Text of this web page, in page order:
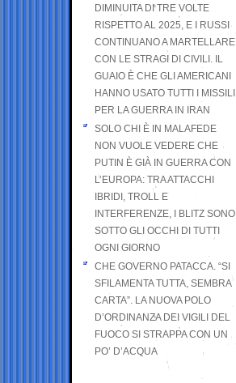
DIMINUITA DI TRE VOLTE
RISPETTO AL 2025, E I RUSSI
CONTINUANO A MARTELLARE
CON LE STRAGI DI CIVILI. IL
GUAIO È CHE GLI AMERICANI
HANNO USATO TUTTI I MISSILI
PER LA GUERRA IN IRAN
SOLO CHI È IN MALAFEDE
NON VUOLE VEDERE CHE
PUTIN È GIÀ IN GUERRA CON
L’EUROPA: TRA ATTACCHI
IBRIDI, TROLL E
INTERFERENZE, I BLITZ SONO
SOTTO GLI OCCHI DI TUTTI
OGNI GIORNO
CHE GOVERNO PATACCA. “SI
SFILAMENTA TUTTA, SEMBRA
CARTA”. LA NUOVA POLO
D’ORDINANZA DEI VIGILI DEL
FUOCO SI STRAPPA CON UN
PO’ D’ACQUA